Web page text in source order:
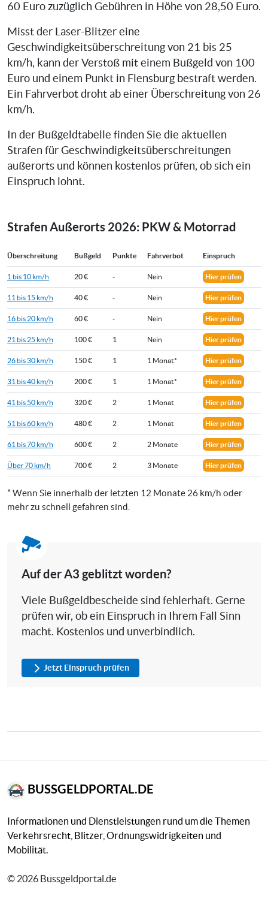
60 Euro zuzüglich Gebühren in Höhe von 28,50 Euro.
Misst der Laser-Blitzer eine
Geschwindigkeitsüberschreitung von 21 bis 25
km/h, kann der Verstoß mit einem Bußgeld von 100
Euro und einem Punkt in Flensburg bestraft werden.
Ein Fahrverbot droht ab einer Überschreitung von 26
km/h.
In der Bußgeldtabelle finden Sie die aktuellen
Strafen für Geschwindigkeitsüberschreitungen
außerorts und können kostenlos prüfen, ob sich ein
Einspruch lohnt.
Strafen Außerorts 2026: PKW & Motorrad
Überschreitung Bußgeld Punkte Fahrverbot Einspruch
1 bis 10 km/h 20 € - Nein Hier prüfen
11 bis 15 km/h 40 € - Nein Hier prüfen
16 bis 20 km/h 60 € - Nein Hier prüfen
21 bis 25 km/h 100 € 1 Nein Hier prüfen
26 bis 30 km/h 150 € 1 1 Monat* Hier prüfen
31 bis 40 km/h 200 € 1 1 Monat* Hier prüfen
41 bis 50 km/h 320 € 2 1 Monat Hier prüfen
51 bis 60 km/h 480 € 2 1 Monat Hier prüfen
61 bis 70 km/h 600 € 2 2 Monate Hier prüfen
Über 70 km/h 700 € 2 3 Monate Hier prüfen
* Wenn Sie innerhalb der letzten 12 Monate 26 km/h oder
mehr zu schnell gefahren sind.
Auf der A3 geblitzt worden?
Viele Bußgeldbescheide sind fehlerhaft. Gerne
prüfen wir, ob ein Einspruch in Ihrem Fall Sinn
macht. Kostenlos und unverbindlich.
Jetzt Einspruch prüfen
BUSSGELDPORTAL.DE
Informationen und Dienstleistungen rund um die Themen
Verkehrsrecht, Blitzer, Ordnungswidrigkeiten und
Mobilität.
© 2026 Bussgeldportal.de